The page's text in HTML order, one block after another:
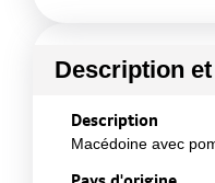
Description
Description
Macédoine avec